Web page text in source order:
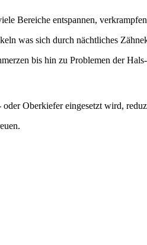
Bereiche entspannen,
was sich durch nächtliches
bis hin zu Problemen der
Oberkiefer eingesetzt wird,